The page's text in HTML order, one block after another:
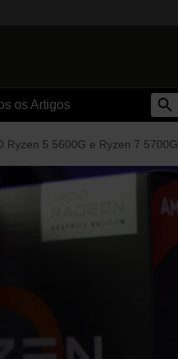
os Artigos
Ryzen 5 5600G e Ryzen 7 5700G